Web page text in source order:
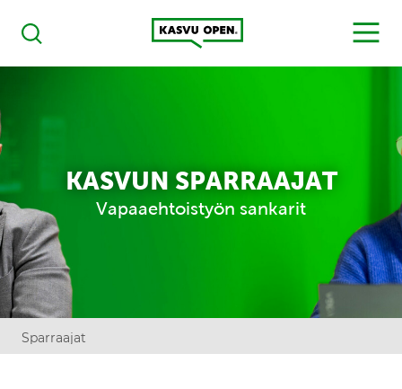
Haku
Kasvu Open
MENU
KASVUN SPARRAAJAT
Vapaaehtoistyön sankarit
Sparraajat